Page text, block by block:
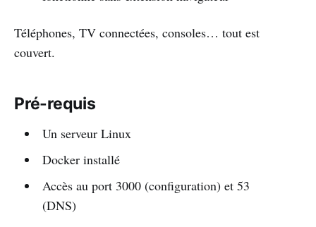
Téléphones, TV connectées, consoles… tout est
couvert.
Pré-requis
Un serveur Linux
Docker installé
Accès au port 3000 (configuration) et 53
(DNS)